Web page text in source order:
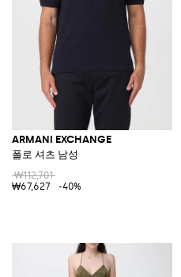
ARMANI EXCHANGE
폴로 셔츠 남성
₩112,701
₩67,627
-40%